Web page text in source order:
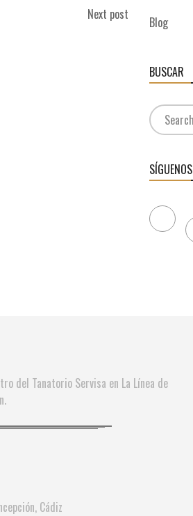
Next post
Blog
BUSCAR
SÍGUENOS
del Tanatorio Servisa en La Línea de
Cádiz